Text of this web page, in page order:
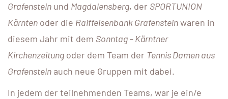
Grafenstein und Magdalensberg, der SPORTUNION
Kärnten oder die Raiffeisenbank Grafensteinwaren in
diesem Jahr mit dem Sonntag – Kärntner
Kirchenzeitung oder dem Team der Tennis Damen aus
Grafenstein auch neue Gruppen mit dabei.
In jedem der teilnehmenden Teams, war je ein/e